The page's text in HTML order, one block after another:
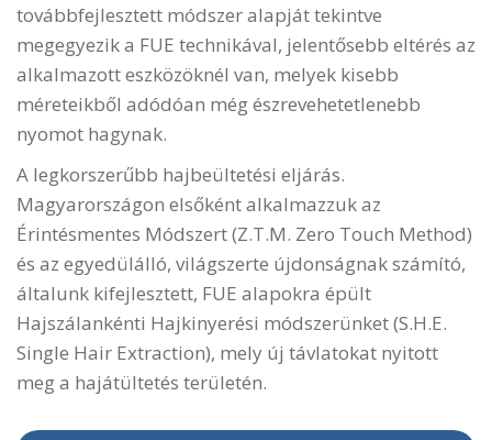
továbbfejlesztett módszer alapját tekintve
megegyezik a FUE technikával, jelentősebb eltérés az
alkalmazott eszközöknél van, melyek kisebb
méreteikből adódóan még észrevehetetlenebb
nyomot hagynak.
A legkorszerűbb hajbeültetési eljárás.
Magyarországon elsőként alkalmazzuk az
Érintésmentes Módszert (Z.T.M. Zero Touch Method)
és az egyedülálló, világszerte újdonságnak számító,
általunk kifejlesztett, FUE alapokra épült
Hajszálankénti Hajkinyerési módszerünket (S.H.E.
Single Hair Extraction), mely új távlatokat nyitott
meg a hajátültetés területén.